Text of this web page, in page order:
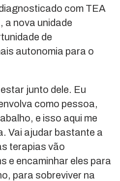
com TEA
a nova unidade
de
autonomia para o
junto dele. Eu
como pessoa,
e isso aqui me
Vai ajudar bastante a
terapias vão
e encaminhar eles para
para sobreviver na